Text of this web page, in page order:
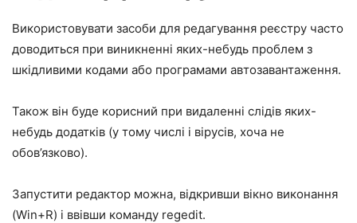
Використовувати засоби для редагування реєстру часто
доводиться при виникненні яких-небудь проблем з
шкідливими кодами або програмами автозавантаження.
Також він буде корисний при видаленні слідів яких-
небудь додатків (у тому числі і вірусів, хоча не
обов’язково).
Запустити редактор можна, відкривши вікно виконання
(Win+R) і ввівши команду regedit.